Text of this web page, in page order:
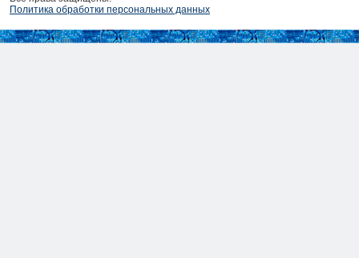
Политика обработки персональных данных